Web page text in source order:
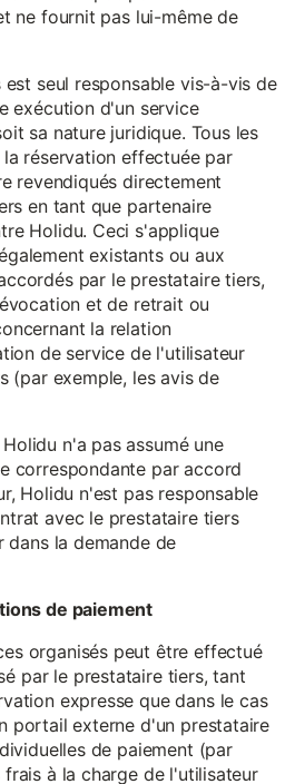
ne fournit pas lui-même de
seul responsable vis-à-vis de
exécution d'un service
sa nature juridique. Tous les
réservation effectuée par
revendiqués directement
en tant que partenaire
Holidu. Ceci s'applique
existants ou aux
par le prestataire tiers,
et de retrait ou
la relation
de service de l'utilisateur
(par exemple, les avis de
n'a pas assumé une
correspondante par accord
Holidu n'est pas responsable
avec le prestataire tiers
dans la demande de
de paiement
organisés peut être effectué
par le prestataire tiers, tant
expresse que dans le cas
portail externe d'un prestataire
de paiement (par
à la charge de l'utilisateur